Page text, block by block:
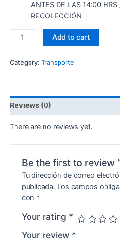
ANTES DE LAS 14:00 HRS
RECOLECCIÓN
Add to cart
Category: Transporte
Reviews (0)
There are no reviews yet.
Be the first to review
Tu dirección de correo
publicada. Los campos
con *
Your rating *
Your review *